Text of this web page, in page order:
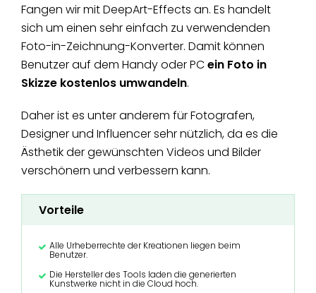
Fangen wir mit DeepArt-Effects an. Es handelt
sich um einen sehr einfach zu verwendenden
Foto-in-Zeichnung-Konverter. Damit können
Benutzer auf dem Handy oder PCein Foto in
Skizze kostenlos umwandeln.
Daher ist es unter anderem für Fotografen,
Designer und Influencer sehr nützlich, da es die
Ästhetik der gewünschten Videos und Bilder
verschönern und verbessern kann.
Vorteile
Alle Urheberrechte der Kreationen liegen beim
Benutzer.
Die Hersteller des Tools laden die generierten
Kunstwerke nicht in die Cloud hoch.